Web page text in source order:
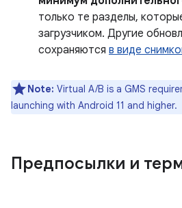
только те разделы,
загрузчиком. Другие
сохраняются в виде
Note: Virtual A/B is a GMS
launching with Android 11 and higher.
Предпосылки и